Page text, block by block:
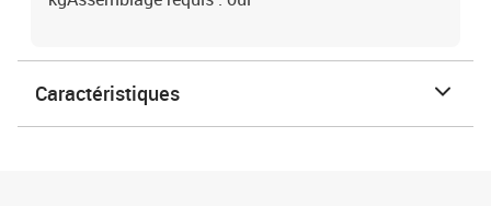
Caractéristiques